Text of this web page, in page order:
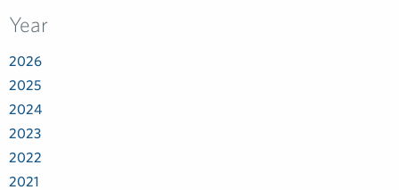
Year
2026
2025
2024
2023
2022
2021